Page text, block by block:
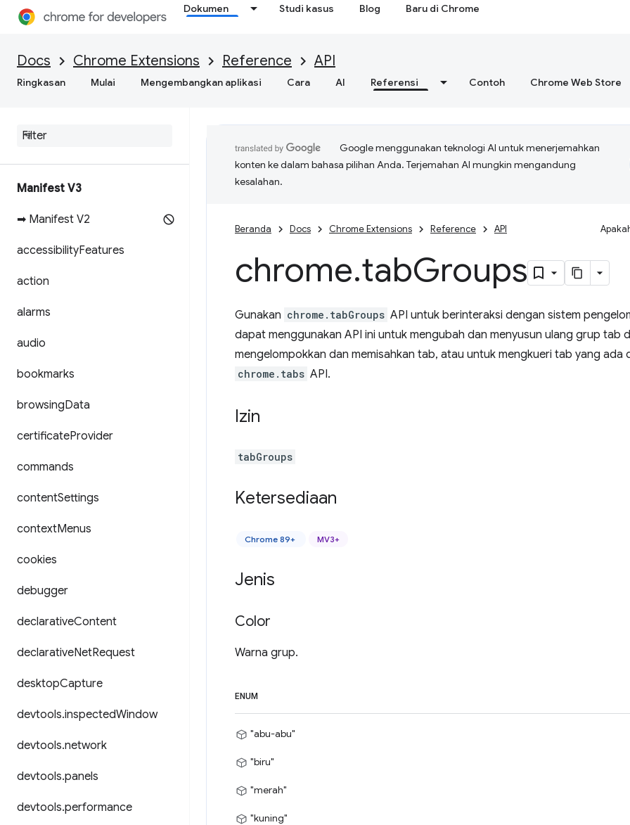
Dokumen Studi kasus Blog Baru di Chrome
Docs Chrome Extensions Reference API
Ringkasan Mulai Mengembangkan aplikasi Cara AI Referensi Contoh Chrome Web Store
Manifest V3
➡ Manifest V2
accessibilityFeatures
action
alarms
audio
bookmarks
browsingData
certificateProvider
commands
contentSettings
contextMenus
cookies
debugger
declarativeContent
declarativeNetRequest
desktopCapture
devtools.inspectedWindow
devtools.network
devtools.panels
devtools.performance
Google menggunakan teknologi AI untuk menerjemahkan
konten ke dalam bahasa pilihan Anda. Terjemahan AI mungkin mengandung
kesalahan.
Beranda Docs Chrome Extensions Reference API
chrome.tabGroups
Gunakan chrome.tabGroups API untuk berinteraksi dengan sistem
dapat menggunakan API ini untuk mengubah dan menyusun ulang grup tab
mengelompokkan dan memisahkan tab, atau untuk mengkueri tab yang ada
chrome.tabs API.
Izin
tabGroups
Ketersediaan
Chrome 89+ MV3+
Jenis
Color
Warna grup.
ENUM
"abu-abu"
"biru"
"merah"
"kuning"